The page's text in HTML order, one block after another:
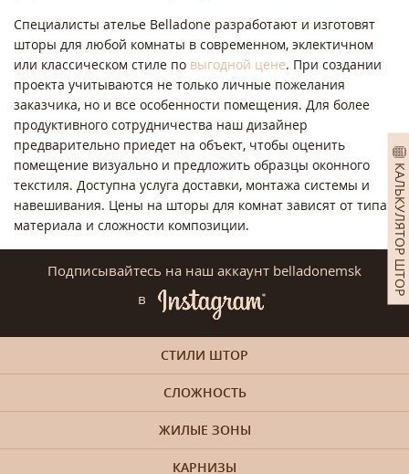
КАЛЬКУЛЯТОР ШТОР
Специалисты ателье Belladone разработают и изготовят
шторы для любой комнаты в современном, эклектичном
или классическом стиле по выгодной цене. При создании
проекта учитываются не только личные пожелания
заказчика, но и все особенности помещения. Для более
продуктивного сотрудничества наш дизайнер
предварительно приедет на объект, чтобы оценить
помещение визуально и предложить образцы оконного
текстиля. Доступна услуга доставки, монтажа системы и
навешивания. Цены на шторы для комнат зависят от типа
материала и сложности композиции.
Подписывайтесь на наш аккаунт belladonemsk
в
СТИЛИ ШТОР
СЛОЖНОСТЬ
ЖИЛЫЕ ЗОНЫ
КАРНИЗЫ